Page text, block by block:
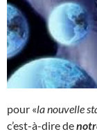
pour «la nouvelle
c’est-à-dire de